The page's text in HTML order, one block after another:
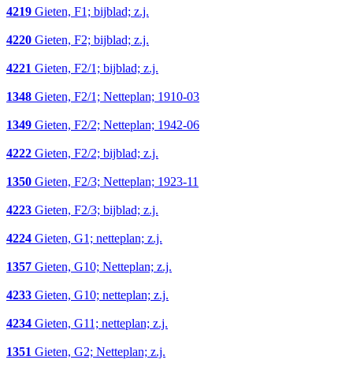
4219 Gieten, F1; bijblad; z.j.
4220 Gieten, F2; bijblad; z.j.
4221 Gieten, F2/1; bijblad; z.j.
1348 Gieten, F2/1; Netteplan; 1910-03
1349 Gieten, F2/2; Netteplan; 1942-06
4222 Gieten, F2/2; bijblad; z.j.
1350 Gieten, F2/3; Netteplan; 1923-11
4223 Gieten, F2/3; bijblad; z.j.
4224 Gieten, G1; netteplan; z.j.
1357 Gieten, G10; Netteplan; z.j.
4233 Gieten, G10; netteplan; z.j.
4234 Gieten, G11; netteplan; z.j.
1351 Gieten, G2; Netteplan; z.j.